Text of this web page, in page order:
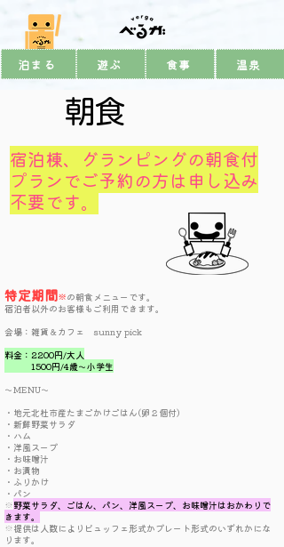
泊まる 遊ぶ 食事 温泉
朝食
​宿泊棟、グランピングの朝食付
プランでご予約の方は申し込み
不要です。
特定期間※の朝食メニューです。
​宿泊者以外のお客様もご利用できます。
会場：雑貨＆カフェ sunny pick
料金：2200円/大人
1500円/4歳～小学生
​～MENU～
・地元北杜市産たまごかけごはん(卵２個付)
・新鮮野菜サラダ
・ハム
・洋風スープ
・お味噌汁
・お漬物
・ふりかけ
・パン
※野菜サラダ、ごはん、パン、洋風スープ、お味噌汁はおかわりで
きます。
※提供は人数によりビュッフェ形式かプレート形式のいずれかにな
ります。